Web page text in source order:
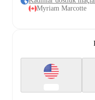
Myriam Marcotte